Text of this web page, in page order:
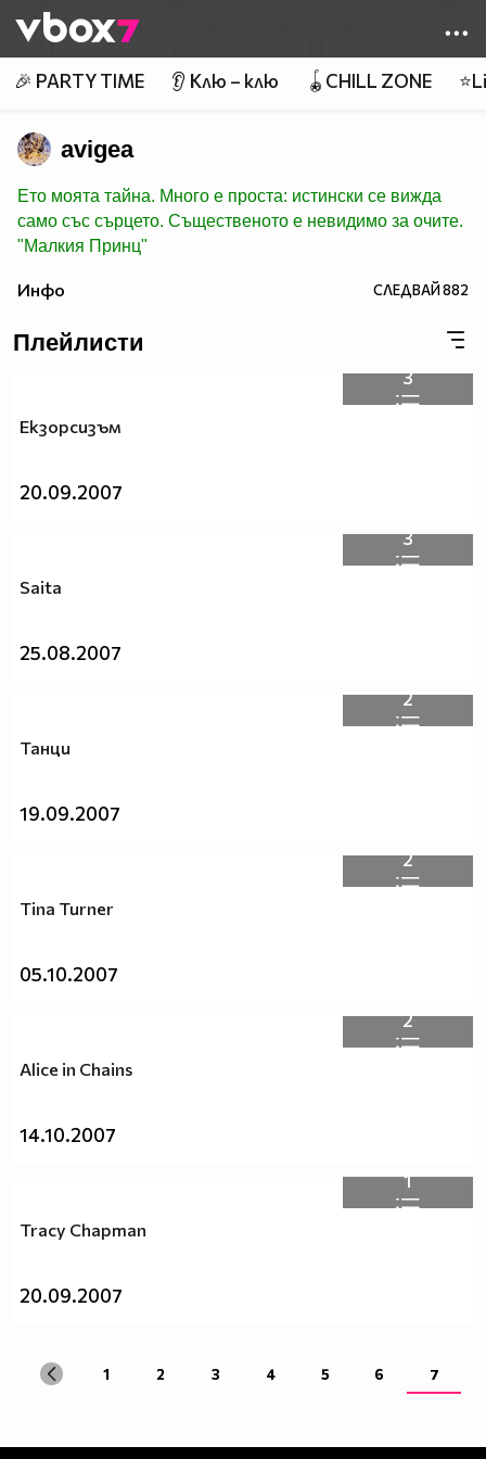
👾
🎉 PARTY TIME 👂 Клю – клю 🪀CHILL ZONE
avigea
Ето моята тайна. Много е проста: истински се вижда
само със сърцето. Същественото е невидимо за очите.
"Малкия Принц"
Инфо СЛЕДВАЙ882
Плейлисти
3
Екзорсизъм
20.09.2007
3
Saita
25.08.2007
2
Танци
19.09.2007
2
Tina Turner
05.10.2007
2
Alice in Chains
14.10.2007
1
Tracy Chapman
20.09.2007
1 2 3 4 5 6 7